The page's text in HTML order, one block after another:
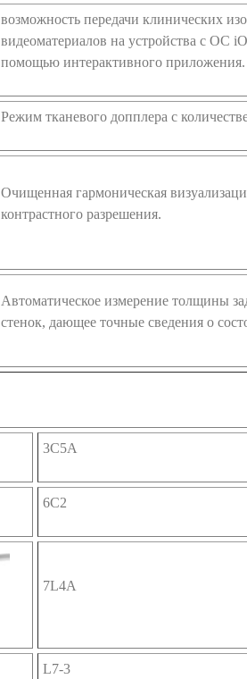
возможность передачи клинических
видеоматериалов на устройства с ОС
помощью интерактивного приложения.
Режим тканевого допплера с
Очищенная гармоническая
контрастного разрешения.
Автоматическое измерение толщины
стенок, дающее точные сведения о
3C5A
6C2
7L4A
L7-3